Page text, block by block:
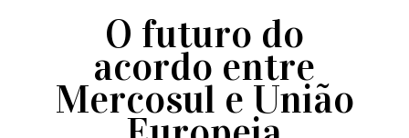
O futuro do
acordo entre
Mercosul e União